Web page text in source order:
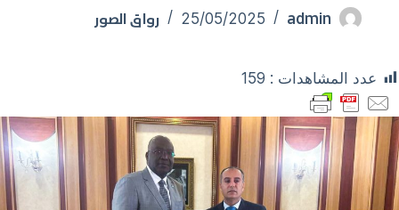
admin
25/05/2025 رواق الصور
عدد المشاهدات : 159